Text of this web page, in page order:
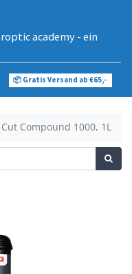
academy - ein
📦 Gratis Versand ab €65,-
Compound 1000, 1L